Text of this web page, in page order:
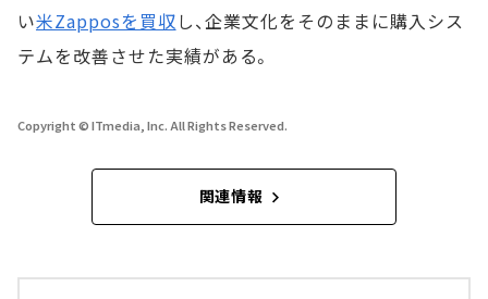
い米Zapposを買収し、企業文化をそのままに購入シス
テムを改善させた実績がある。
Copyright © ITmedia, Inc. All Rights Reserved.
関連情報